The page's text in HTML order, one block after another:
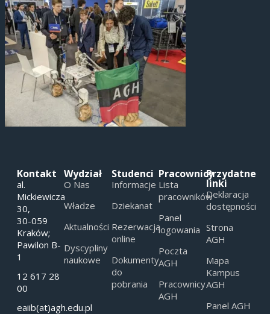
Kontakt
al.
Mickiewicza
30,
30-059
Kraków;
Pawilon B-
1
12 617 28
00
eaiib(at)agh.edu.pl
Wydział
O Nas
Władze
Aktualności
Dyscypliny
naukowe
Studenci
Informacje
Dziekanat
Rezerwacja
online
Dokumenty
do
pobrania
Pracownicy
Lista
pracowników
Panel
logowania
Poczta
AGH
Pracownicy
AGH
Przydatne
linki
Deklaracja
dostępności
Strona
AGH
Mapa
Kampus
AGH
Panel AGH